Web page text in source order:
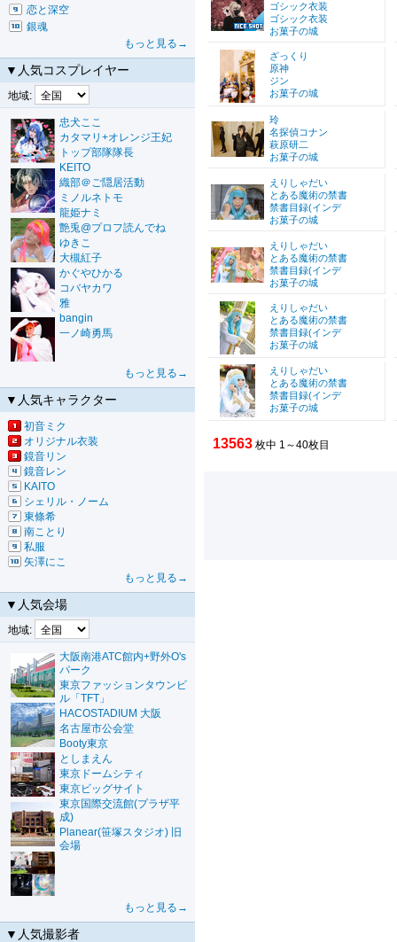
恋と深空
銀魂
もっと見る→
▼人気コスプレイヤー
地域:
忠犬ここ
カタマリ+オレンジ王妃
トップ部隊隊長
KEITO
織部＠ご隠居活動
ミノルネトモ
龍姫ナミ
艶兎@プロフ読んでね
ゆきこ
大槻紅子
かぐやひかる
コバヤカワ
雅
bangin
一ノ崎勇馬
もっと見る→
▼人気キャラクター
初音ミク
オリジナル衣装
鏡音リン
鏡音レン
KAITO
シェリル・ノーム
東條希
南ことり
私服
矢澤にこ
もっと見る→
▼人気会場
地域:
大阪南港ATC館内+野外O's
パーク
東京ファッションタウンビ
ル「TFT」
HACOSTADIUM 大阪
名古屋市公会堂
Booty東京
としまえん
東京ドームシティ
東京ビッグサイト
東京国際交流館(プラザ平
成)
Planear(笹塚スタジオ) 旧
会場
もっと見る→
▼人気撮影者
ゴシック衣装
ゴシック衣装
お菓子の城
ざっくり
原神
ジン
お菓子の城
玲
名探偵コナン
萩原研二
お菓子の城
えりしゃだい
とある魔術の禁書
禁書目録(インデ
お菓子の城
えりしゃだい
とある魔術の禁書
禁書目録(インデ
お菓子の城
えりしゃだい
とある魔術の禁書
禁書目録(インデ
お菓子の城
えりしゃだい
とある魔術の禁書
禁書目録(インデ
お菓子の城
13563 枚中 1～40枚目